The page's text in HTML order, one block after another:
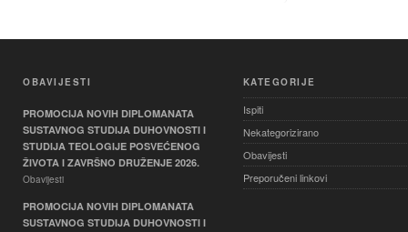
OBAVIJESTI
PROMOCIJA NOVIH DIPLOMANATA
SUSTAVNOG STUDIJA DUHOVNOSTI I
STUDIJA TEOLOGIJE POSVEĆENOG
ŽIVOTA I ZAVRŠNO DRUŽENJE 2026.
Obavijesti
PROMOCIJA NOVIH DIPLOMANATA
SUSTAVNOG STUDIJA DUHOVNOSTI I
KATEGORIJE
Ispiti
Nekategorizirano
Obavijesti
Preporučeni linkovi